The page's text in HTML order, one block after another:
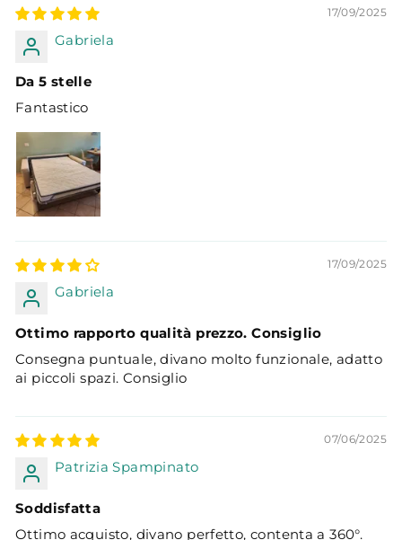
17/09/2025
Gabriela
Da 5 stelle
Fantastico
17/09/2025
Gabriela
Ottimo rapporto qualità prezzo. Consiglio
Consegna puntuale, divano molto funzionale, adatto
ai piccoli spazi. Consiglio
07/06/2025
Patrizia Spampinato
Soddisfatta
Ottimo acquisto, divano perfetto, contenta a 360°.